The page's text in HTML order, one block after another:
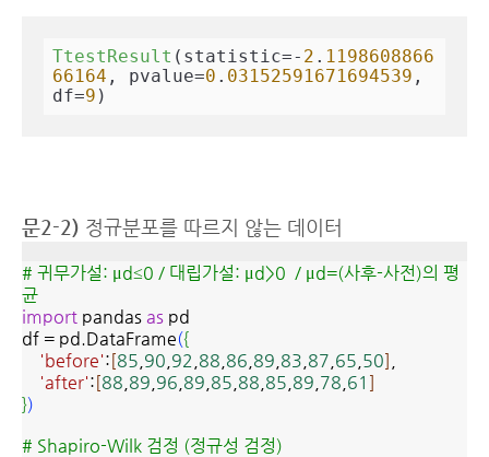
TtestResult (statistic=- 2 . 1198608866
66164 , pvalue=0 . 03152591671694539 ,
df=9 )
문2-2) 정규분포를 따르지 않는 데이터
# 귀무가설: μd≤0 / 대립가설: μd>0 / μd=(사후-사전)의 평
균
import pandas as pd
df = pd.DataFrame({
'before':[85 90 92 88 86 89 83 87 65 50]
'after':[88 89 96 89 85 88 85 89 78 61 ]
})
# Shapiro-Wilk 검정 (정규성 검정)